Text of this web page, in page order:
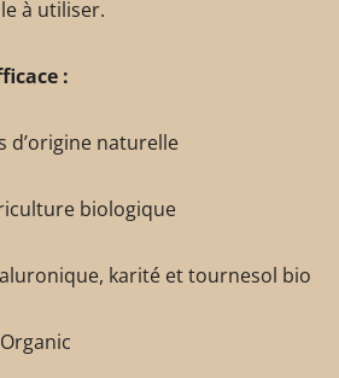
à utiliser.
:
d’origine naturelle
biologique
karité et tournesol bio